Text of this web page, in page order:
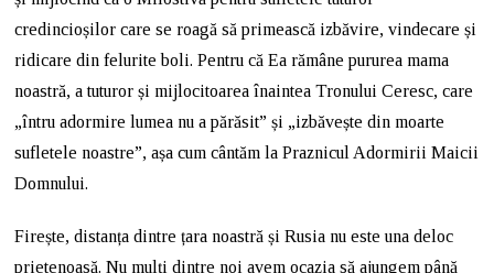
credincioșilor care se roagă să primească izbăvire, vindecare și
ridicare din felurite boli. Pentru că Ea rămâne pururea mama
noastră, a tuturor și mijlocitoarea înaintea Tronului Ceresc, care
„întru adormire lumea nu a părăsit” și „izbăvește din moarte
sufletele noastre”, așa cum cântăm la Praznicul Adormirii Maicii
Domnului.
Firește, distanța dintre țara noastră și Rusia nu este una deloc
prietenoasă. Nu mulți dintre noi avem ocazia să ajungem până